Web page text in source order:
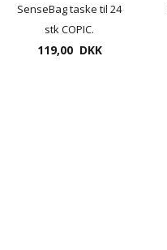
SenseBag taske til 24
stk COPIC.
119,00 DKK